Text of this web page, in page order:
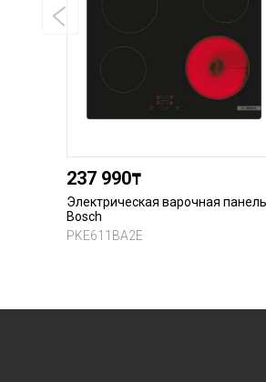
237 990₸
Электрическая варочная панель
Bosch
PKE611BA2E